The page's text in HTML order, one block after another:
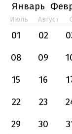
Январь
Июль Август
01 02
08
09
15
16
22
23
29
30